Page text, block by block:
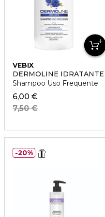
VEBIX
DERMOLINE IDRATANTE
Shampoo Uso Frequente
6,00 €
7,50 €
20%